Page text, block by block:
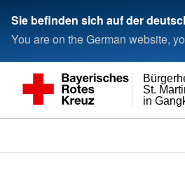
Sie befinden sich auf der
You are on the German website,
in
St.